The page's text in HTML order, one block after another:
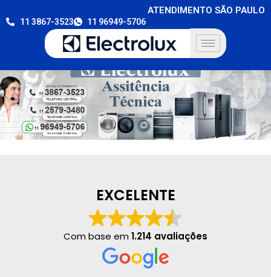
ATENDIMENTO SÃO PAULO
11 3867-3523 11 96949-5706
EXCELENTE
Com base em 1.214 avaliações